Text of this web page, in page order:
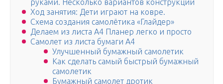
руками. Несколько вариантов конструкции
Ход занятия: Дети играют на ковре.
Схема создания самолётика «Глайдер»
Делаем из листа А4 Планер легко и просто
Самолет из листа бумаги А4
Улучшенный бумажный самолетик
Как сделать самый быстрый бумажный
самолетик
Бумажный самолет дротик